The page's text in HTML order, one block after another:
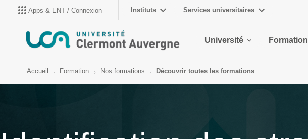
Apps & ENT / Connexion Instituts Services universitaires
Université Formation
Accueil Formation Nos formations Découvrir toutes les formations